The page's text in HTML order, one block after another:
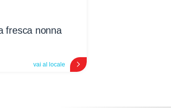
fresca nonna
vai al locale